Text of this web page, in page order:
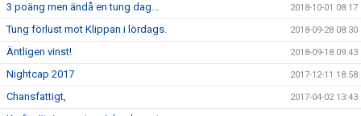
3 poäng men ändå en tung dag... 2018-10-01 08:17
Tung förlust mot Klippan i lördags. 2018-09-28 08:30
Äntligen vinst! 2018-09-18 09:43
Nightcap 2017 2017-12-11 18:58
Chansfattigt, 2017-04-02 13:43